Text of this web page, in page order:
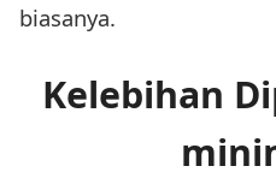
biasanya.
Kelebihan